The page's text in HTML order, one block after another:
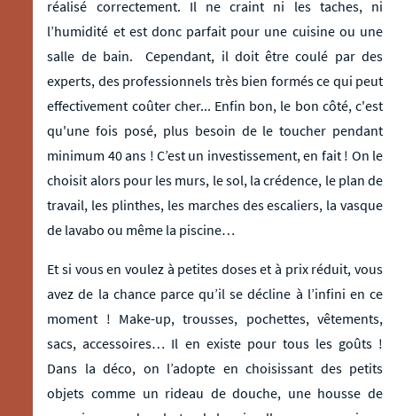
réalisé correctement. Il ne craint ni les taches, ni
l’humidité et est donc parfait pour une cuisine ou une
salle de bain. Cependant, il doit être coulé par des
experts, des professionnels très bien formés ce qui peut
effectivement coûter cher... Enfin bon, le bon côté, c'est
qu'une fois posé, plus besoin de le toucher pendant
minimum 40 ans ! C’est un investissement, en fait ! On le
choisit alors pour les murs, le sol, la crédence, le plan de
travail, les plinthes, les marches des escaliers, la vasque
de lavabo ou même la piscine…
Et si vous en voulez à petites doses et à prix réduit, vous
avez de la chance parce qu’il se décline à l’infini en ce
moment ! Make-up, trousses, pochettes, vêtements,
sacs, accessoires… Il en existe pour tous les goûts !
Dans la déco, on l’adopte en choisissant des petits
objets comme un rideau de douche, une housse de